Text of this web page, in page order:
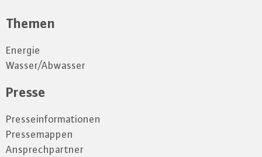
Themen
Energie
Wasser/Abwasser
Presse
Presseinformationen
Pressemappen
Ansprechpartner